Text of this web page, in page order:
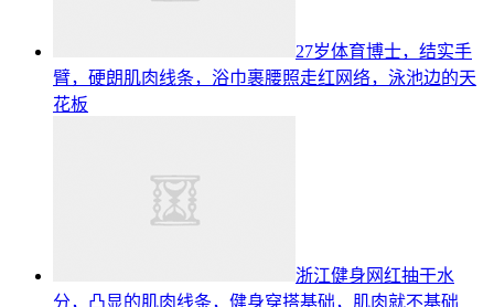
27岁体育博士，结实手
臂，硬朗肌肉线条，浴巾裹腰照走红网络，泳池边的天
花板
浙江健身网红抽干水
分，凸显的肌肉线条，健身穿搭基础，肌肉就不基础